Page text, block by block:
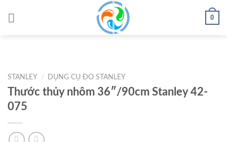
0
STANLEY / DỤNG CỤ ĐO STANLEY
Thước thủy nhôm 36″/90cm Stanley 42-
075